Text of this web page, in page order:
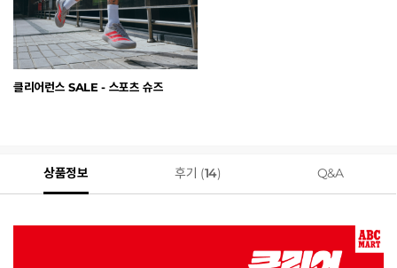
클리어런스 SALE - 스포츠 슈즈
상품정보 후기 (14) Q&A